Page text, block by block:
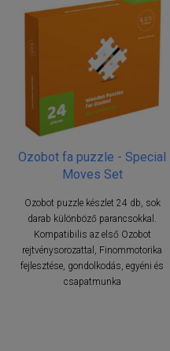
Ozobot fa puzzle - Special
Moves Set
Ozobot puzzle készlet 24 db, sok
darab különböző parancsokkal.
Kompatibilis az első Ozobot
rejtvénysorozattal, Finommotorika
fejlesztése, gondolkodás, egyéni és
csapatmunka